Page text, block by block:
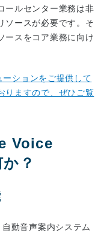
ールセンター業務は非
ソースが必要です。そ
ースをコア業務に向け
ションをご提供して
りますので、ぜひご覧
Voice
？
動音声案内システム